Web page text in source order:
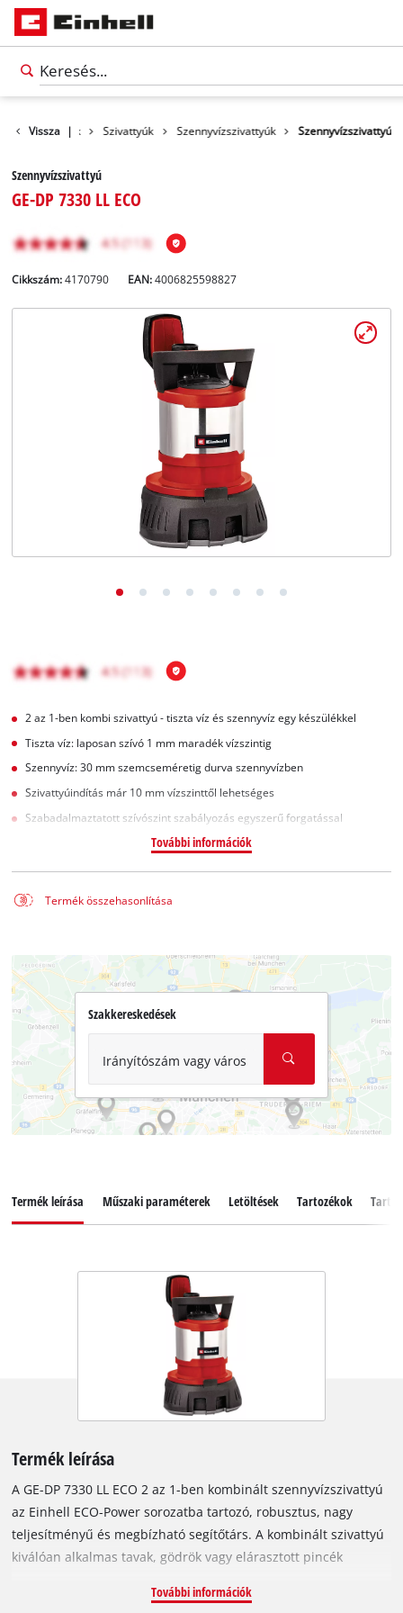
Vissza |
Termékek Szivattyúk Szennyvízszivattyúk Szennyvízszivattyú
Szennyvízszivattyú
GE-DP 7330 LL ECO
Cikkszám: 4170790 EAN:4006825598827
2 az 1-ben kombi szivattyú - tiszta víz és szennyvíz egy készülékkel
Tiszta víz: laposan szívó 1 mm maradék vízszintig
Szennyvíz: 30 mm szemcseméretig durva szennyvízben
Szivattyúindítás már 10 mm vízszinttől lehetséges
Szabadalmaztatott szívószint szabályozás egyszerű forgatással
További információk
Termék összehasonlítása
Szakkereskedések
Irányítószám vagy város
Termék leírása Műszaki paraméterek Letöltések Tartozékok
Termék leírása
A GE-DP 7330 LL ECO 2 az 1-ben kombinált szennyvízszivattyú
az Einhell ECO-Power sorozatba tartozó, robusztus, nagy
teljesítményű és megbízható segítőtárs. A kombinált szivattyú
kiválóan alkalmas tavak, gödrök vagy elárasztott pincék
tisztított- és szennyvíz esetén alkalmazható. A kombinált
További információk